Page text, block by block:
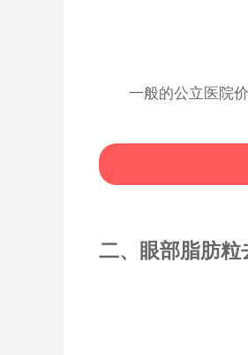
一般的公立医院
二、眼部脂肪